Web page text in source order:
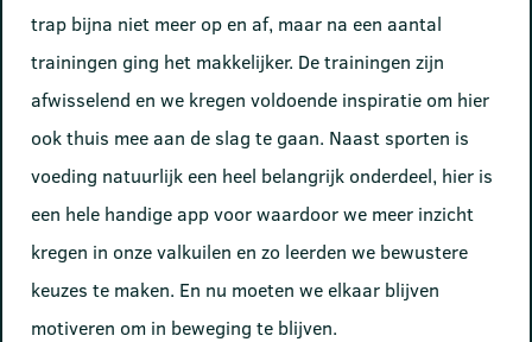
trap bijna niet meer op en af, maar na een aantal
trainingen ging het makkelijker. De trainingen zijn
afwisselend en we kregen voldoende inspiratie om hier
ook thuis mee aan de slag te gaan. Naast sporten is
voeding natuurlijk een heel belangrijk onderdeel, hier is
een hele handige app voor waardoor we meer inzicht
kregen in onze valkuilen en zo leerden we bewustere
keuzes te maken. En nu moeten we elkaar blijven
motiveren om in beweging te blijven.